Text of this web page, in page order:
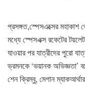
প্রসঙ্গত,স্পেসএক্সের মহাকাশ
মধ্যে স্পেসএক্স রকেটের
যাওয়ার পর যাত্রীদের পুরো
ভ্রমনকে ‘ভয়ানক অভিজ্ঞতা’
শেন ক্রিম্বু, মেগান